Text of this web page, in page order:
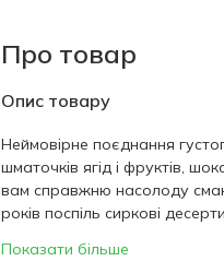
Про товар
Опис товару
Неймовірне поєднання
шматочків ягід і фруктів,
вам справжню насолоду
років поспіль сиркові
Показати більше